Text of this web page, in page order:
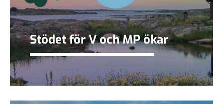
Stödet för V och MP ökar